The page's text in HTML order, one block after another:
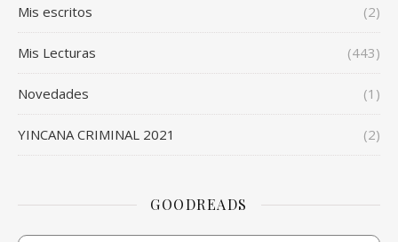
Mis escritos (2)
Mis Lecturas (443)
Novedades (1)
YINCANA CRIMINAL 2021 (2)
GOODREADS